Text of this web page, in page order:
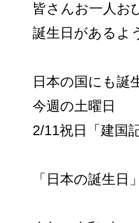
皆さんお一人お
誕生日があるよ
日本の国にも誕
今週の土曜日
2/11祝日「建国
「日本の誕生日